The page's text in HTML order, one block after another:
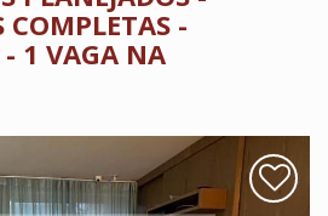
COMPLETAS -
1 VAGA NA